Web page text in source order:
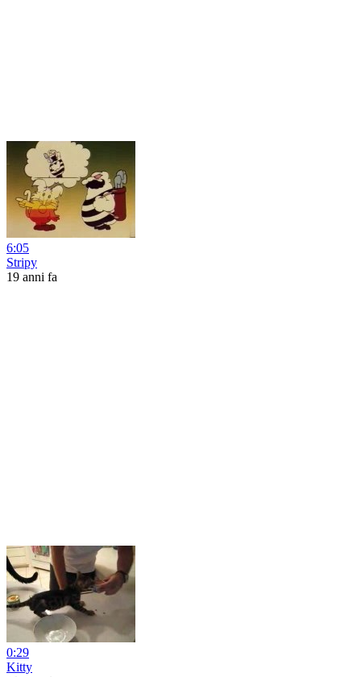
6:05
Stripy
19 anni fa
0:29
Kitty